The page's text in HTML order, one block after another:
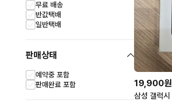
무료 배송
반값택배
일반택배
판매상태
예약중 포함
판매완료 포함
19,900원